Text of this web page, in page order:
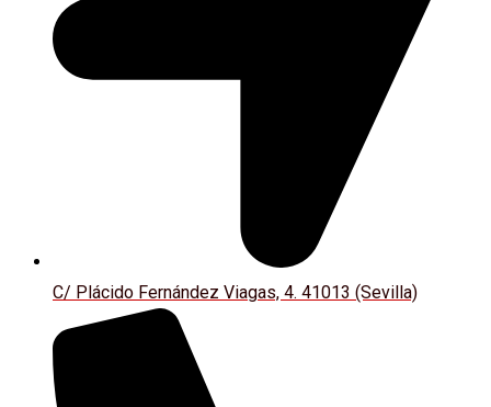
C/ Plácido Fernández Viagas, 4. 41013 (Sevilla)